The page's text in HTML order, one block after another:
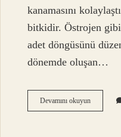
kanamasını
bitkidir. Östrojen gibi
adet döngüsünü
dönemde oluşan…
Devamını okuyunAdaçayı
Östrojen